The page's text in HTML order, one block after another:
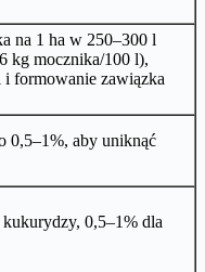
na 1 ha w 250–300 l
kg mocznika/100 l),
formowanie zawiązka
0,5–1%, aby uniknąć
0,5–1% dla